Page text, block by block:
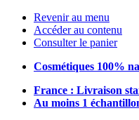
Revenir au menu
Accéder au contenu
Consulter le panier
Cosmétiques 100%
France : Livraison
Au moins 1